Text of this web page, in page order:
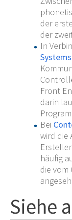
der
der
In
Front
darin
Bei
wird die
häufig
die vom
Siehe